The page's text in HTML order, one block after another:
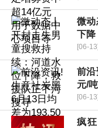
微动
下降
[06-13]
前沿
元/
[06-13]
疯